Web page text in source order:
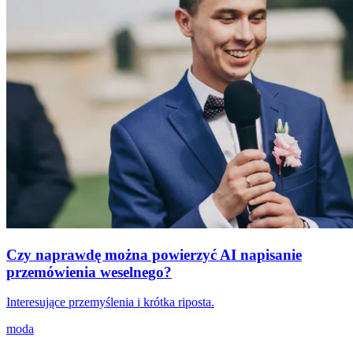
Czy naprawdę można powierzyć AI napisanie
przemówienia weselnego?
Interesujące przemyślenia i krótka riposta.
moda